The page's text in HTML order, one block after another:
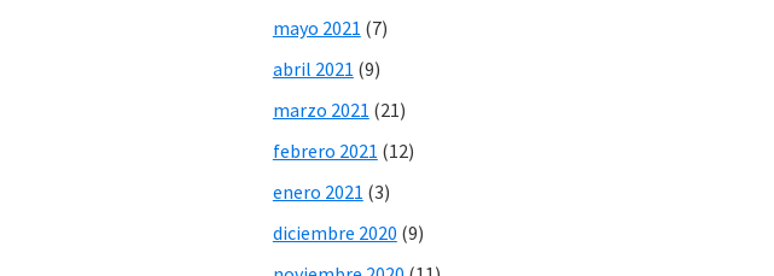
mayo 2021 (7)
abril 2021 (9)
marzo 2021 (21)
febrero 2021 (12)
enero 2021 (3)
diciembre 2020 (9)